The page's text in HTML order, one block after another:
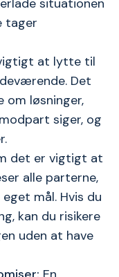
situationen
tager
at lytte til
Det
løsninger,
siger, og
det er vigtigt at
alle parterne,
mål. Hvis du
kan du risikere
uden at have